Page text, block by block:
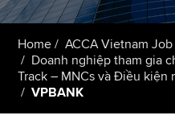
Students
Home
ACCA Vietnam
Doanh nghiệp tham gia
Track – MNCs và Điều kiện
VPBANK